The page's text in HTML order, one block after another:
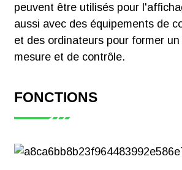
peuvent être utilisés pour
aussi avec des équipements de
et des ordinateurs pour former
mesure et de contrôle.
FONCTIONS
【Certificat】
Compteur
d'énergie CC
DJSF1352-RN
DJSF1352-RN